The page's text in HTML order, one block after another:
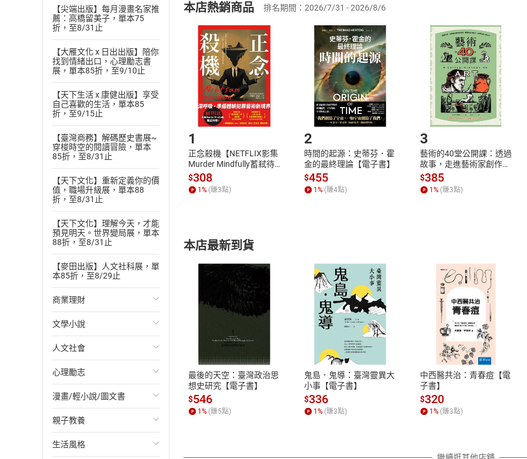
【尖端出版】每月漫畫名家推
薦：高橋留美子，單本75
折，至8/31止
【大雁文化 x 日出出版】陪你
找到情緒出口，心理勵志書
展，單本85折，至9/10止
【天下生活 x 康健出版】享受
自己喜歡的生活，單本85
折，至9/15止
【臺灣商務】解碼歷史書展~
穿梭時空的閱讀冒險，單本
85折，至8/31止
【天下文化】重新定義你的價
值，職場升級展，單本88
折，至8/31止
【天下文化】理解今天，才能
預見明天。世界變局展，單本
88折，至8/31止
【麥田出版】人文社科展，單
本85折，至8/29止
商業理財
投資理財
經濟/趨勢
財務/金融
管理/領導
職場工作術
成功法
文學小說
歐美文學
日本文學
韓國文學
華文文學
經典文學
人文社會
國際關係
政治
社會科學
台灣/中國歷史
心理勵志
心靈成長/情緒
人際關係
兩性關係
漫畫/輕小說/圖文書
輕小說
奇幻/科幻
親子教養
教育現場
生活風格
(二)消費者訂購本店鋪之商品即代表知悉本店鋪所銷售之商品為電子書，
且已下載/存取電子書，不得請求退貨退款。
退貨方式：您欲取消訂單或辦理退貨時，請登入樂天市場，並於「我的訂單
貨」，本店鋪將依您的申請進行審核，待審核通過後將為您辦理退款事宜。
請注意，樂天市場須以整筆訂單為單位進行取消/退貨，恕無法以單支商品取
挑選商品
Choose
放入購物車
Shopping cart
登入帳號
Login
購書後，如何開始使用？
Step1.選擇閱讀載具 Step2.登入
ATM轉帳、信用卡、LINE PAY、AFTEE
退換貨規範
本店是否提供消費者保護法七日猶
之權利，遽消費者保護法及通訊交
除權合理例外情事適用準則，依商
質各有不同規定。詳細退換貨說明
照各商品說明。
本店熱銷商品 排名期間：2026/7/31 - 2026/8/6
1
正念殺機【NETFLIX影集
Murder Mindfully蓄弒待
發】【電子書】
$308
1 % (賺3點)
2
時間的起源：史蒂芬．霍
金的最終理論【電子書】
$455
1 % (賺4點)
3
藝術的40堂公開課：透過
故事，走進藝術家創作現
場，看藝術如何誕生、如
何形塑人類生活【電子
書】
$385
1 % (賺3點)
本店最新到貨
最後的天空：臺灣政治思
想史研究【電子書】
$546
1 % (賺5點)
鬼島．鬼導：臺灣靈異大
小事【電子書】
$336
1 % (賺3點)
中西醫共治：青春痘【電
子書】
$320
1 % (賺3點)